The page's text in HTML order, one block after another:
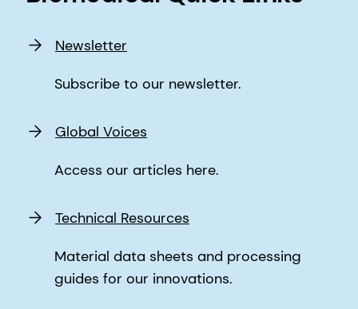
Newsletter
Subscribe to our newsletter.
Global Voices
Access our articles here.
Technical Resources
Material data sheets and processing
guides for our innovations.